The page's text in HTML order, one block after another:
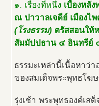
๑. เรื่องที่หนึ่ง เบื้องหลั
ณ ปาวาลเจดีย์ เมืองไ
(โรงธรรม) ตรัสสอนให้
สัมมัปปธาน ๔ อินทรีย์
ธรรมะเหล่านี้เนื้อหาว่
ของสมเด็จพระพุทธโฆ
รุ่งเช้า พระพุทธองค์เ